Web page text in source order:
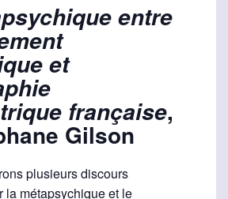
entre
et
française,
Gilson
plusieurs discours
la métapsychique et le